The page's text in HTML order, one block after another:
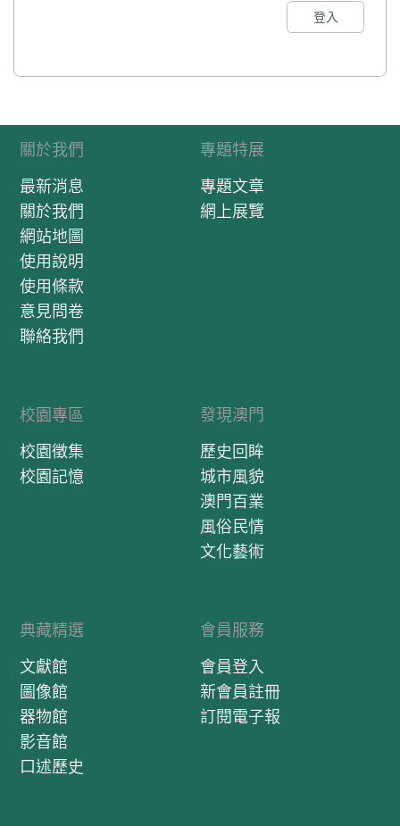
登入
關於我們
最新消息
關於我們
網站地圖
使用說明
使用條款
意見問卷
聯絡我們
專題特展
專題文章
網上展覽
校園專區
校園徵集
校園記憶
發現澳門
歷史回眸
城市風貌
澳門百業
風俗民情
文化藝術
典藏精選
文獻館
圖像館
器物館
影音館
口述歷史
會員服務
會員登入
新會員註冊
訂閱電子報